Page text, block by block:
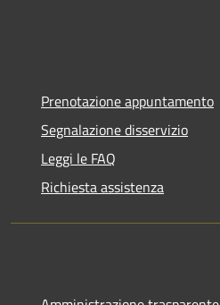
Prenotazione appuntamento
Segnalazione disservizio
Leggi le FAQ
Richiesta assistenza